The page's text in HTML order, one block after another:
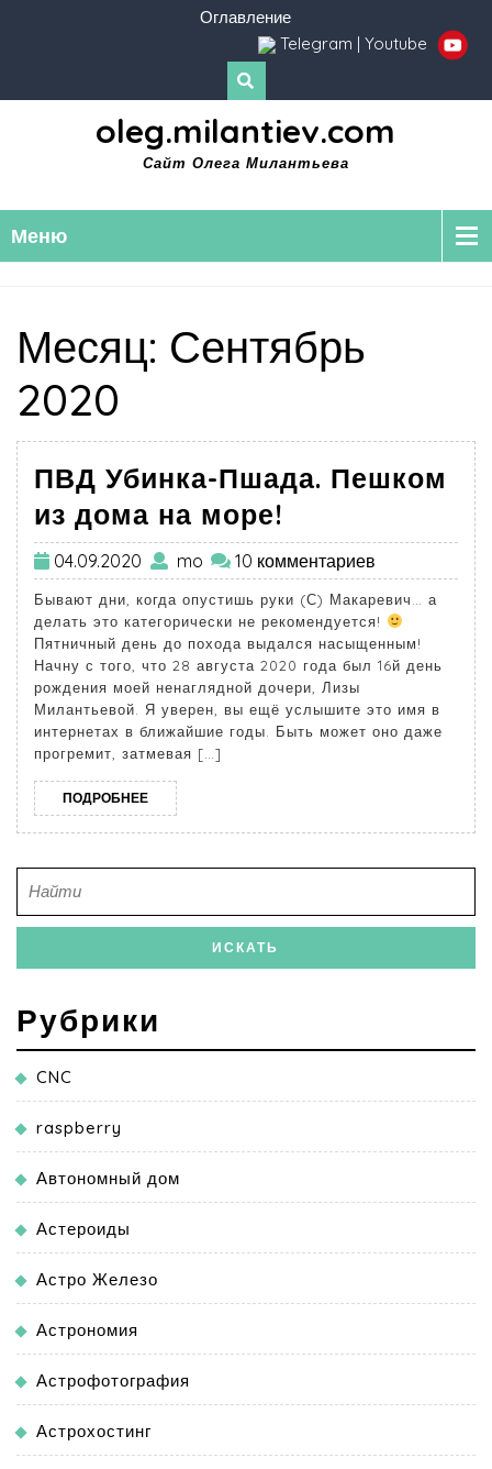
Оглавление
Telegram | Youtube
oleg.milantiev.com
Сайт Олега Милантьева
Меню
Месяц: Сентябрь
2020
ПВД Убинка-Пшада. Пешком
из дома на море!
04.09.2020 mo 10 комментариев
Бывают дни, когда опустишь руки (С) Макаревич… а
делать это категорически не рекомендуется!
Пятничный день до похода выдался насыщенным!
Начну с того, что 28 августа 2020 года был 16й день
рождения моей ненаглядной дочери, Лизы
Милантьевой. Я уверен, вы ещё услышите это имя в
интернетах в ближайшие годы. Быть может оно даже
прогремит, затмевая […]
ПОДРОБНЕЕ
Рубрики
CNC
raspberry
Автономный дом
Астероиды
Астро Железо
Астрономия
Астрофотография
Астрохостинг